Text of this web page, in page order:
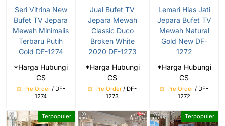
Seri Vitrina New
Bufet TV Jepara
Mewah Minimalis
Terbaru Putih
Gold DF-1274
*Harga Hubungi
CS
Pre Order/ DF-
1274
Jual Bufet TV
Jepara Mewah
Classic Duco
Broken White
2020 DF-1273
*Harga Hubungi
CS
Pre Order / DF-
1273
Lemari Hias Jati
Jepara Bufet TV
Mewah Natural
Gold New DF-
1272
*Harga Hubungi
CS
Pre Order / DF-
1272
Terpopuler Terpopuler